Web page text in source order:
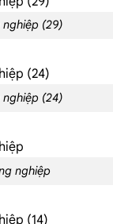
(29)
(24)
nghiệp